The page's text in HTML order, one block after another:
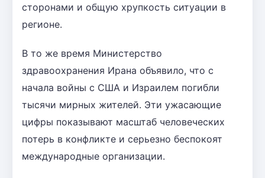
сторонами и общую хрупкость ситуации в
регионе.
В то же время Министерство
здравоохранения Ирана объявило, что с
начала войны с США и Израилем погибли
тысячи мирных жителей. Эти ужасающие
цифры показывают масштаб человеческих
потерь в конфликте и серьезно беспокоят
международные организации.